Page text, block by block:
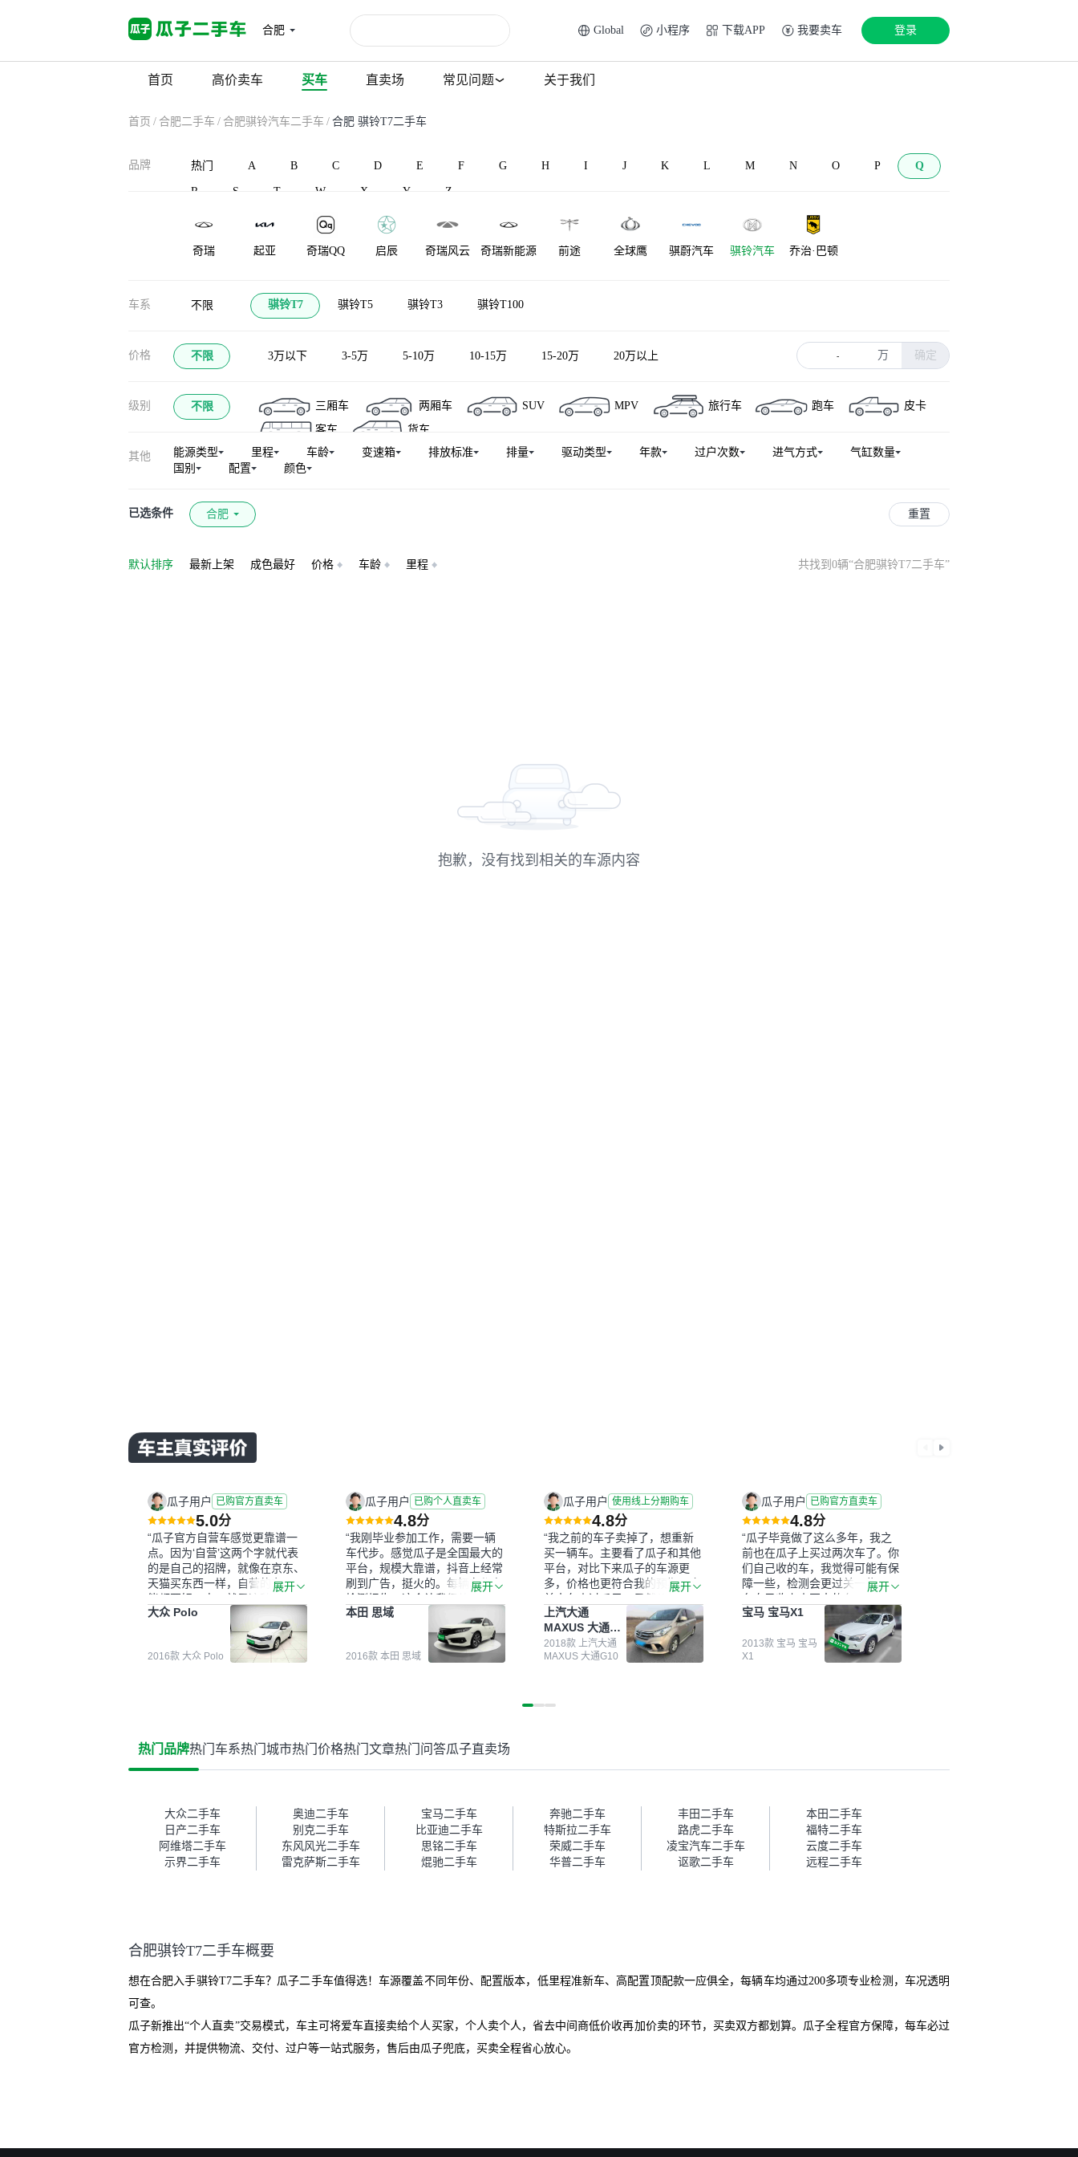
合肥 Global 小程序 下载APP 我要卖车 登录
首页 高价卖车 买车 直卖场 常见问题 关于我们
首页 / 合肥二手车 / 合肥骐铃汽车二手车 / 合肥 骐铃T7二手车
品牌 热门 A B C D E F G H I J K L M N O P Q
R S T W X Y Z
奇瑞 起亚 奇瑞QQ 启辰 奇瑞风云 奇瑞新能源 前途 全球鹰 骐蔚汽车 骐铃汽车 乔治·巴顿
车系 不限 骐铃T7 骐铃T5 骐铃T3 骐铃T100
价格 不限 3万以下 3-5万 5-10万 10-15万 15-20万 20万以上 - 万 确定
级别 不限 三厢车 两厢车 SUV MPV 旅行车 跑车
皮卡
客车
货车
其他 能源类型 里程 车龄 变速箱 排放标准 排量 驱动类型 年款 过户次数 进气方式
气缸数量
国别
配置 颜色
已选条件 合肥 重置
默认排序 最新上架 成色最好 价格 车龄 里程 共找到0辆“合肥骐铃T7二手车”
抱歉，没有找到相关的车源内容
瓜子用户 已购官方直卖车
5.0分
“瓜子官方自营车感觉更靠谱一
点。因为‘自营’这两个字就代表
的是自己的招牌，就像在京东、
天猫买东西一样，自营的东西可
能都要好一点。就是这种刻板印
象吧。一开始买二手车的时候，
我确实有担心过事故车、泡水车
这些问题。瓜子的检测报告其实
并不能完全打消顾虑，因为我也
果跟你们的报告是符合的，所以
这次车况没问题。购车流程挺快
车。去之前我提前跟交接人员说
好，到了之后要当着我的面再做
一次复检，你们也安排了师傅，
服务可以，速度很快。体验下来
自营车的感觉是要比个人车好一
我协商，主动权在平台手里。”
展开
大众 Polo
2016款 大众 Polo
瓜子用户 已购个人直卖车
4.8分
“我刚毕业参加工作，需要一辆
车代步。感觉瓜子是全国最大的
平台，规模大靠谱，抖音上经常
刷到广告，挺火的。每辆车都有
检测报告，这个让我很放心。去
外面买车全凭卖家一张嘴，不敢
买。我买了本田思域，白色，过
户次数少，公里数符合，虽然价
格比我心理预期略高一点，但瓜
价格比车商那便宜，车况也有检
展开
本田 思域
2016款 本田 思域
瓜子用户 使用线上分期购车
4.8分
“我之前的车子卖掉了，想重新
买一辆车。主要看了瓜子和其他
平台，对比下来瓜子的车源更
多，价格也更符合我的预期。之
前卖车来过瓜子，虽然价格没谈
成，但APP一直留着。瓜子毕竟
是大平台，整体印象还好。我最
终买了一台上汽大通，18年的
车，公里数9万多，符合我的要
捷，其他平台的分期需要到当地
障。”
展开
上汽大通
MAXUS 大通
G10
2018款 上汽大通
MAXUS 大通G10
瓜子用户 已购官方直卖车
4.8分
“瓜子毕竟做了这么多年，我之
前也在瓜子上买过两次车了。你
们自己收的车，我觉得可能有保
障一些，检测会更过关一些。平
台自己收上来再卖的车，应该更
可靠。我买的是宝马X1，主要看
中它的价格和公里数比较合适。
另外，瓜子承诺无火烧、无事
故、无泡水、无调表，在平台自
帮我谈价。自营车我讲过价，最
后是通过花一块钱买优惠券的方
式，便宜了800块钱成交。”
展开
宝马 宝马X1
2013款 宝马 宝马
X1
热门品牌热门车系热门城市热门价格热门文章热门问答瓜子直卖场
大众二手车 奥迪二手车 宝马二手车 奔驰二手车 丰田二手车
本田二手车
日产二手车
别克二手车 比亚迪二手车 特斯拉二手车 路虎二手车
福特二手车
阿维塔二手车
东风风光二手车 思铭二手车 荣威二手车 凌宝汽车二手车
云度二手车
示界二手车
雷克萨斯二手车 焜驰二手车 华普二手车 讴歌二手车 远程二手车
合肥骐铃T7二手车概要
想在合肥入手骐铃T7二手车？瓜子二手车值得选！车源覆盖不同年份、配置版本，低里程准新车、高配置顶配款一应俱全，每辆车均通过200多项专业检测，车况透明
可查。
瓜子新推出“个人直卖”交易模式，车主可将爱车直接卖给个人买家，个人卖个人，省去中间商低价收再加价卖的环节，买卖双方都划算。瓜子全程官方保障，每车必过
官方检测，并提供物流、交付、过户等一站式服务，售后由瓜子兜底，买卖全程省心放心。